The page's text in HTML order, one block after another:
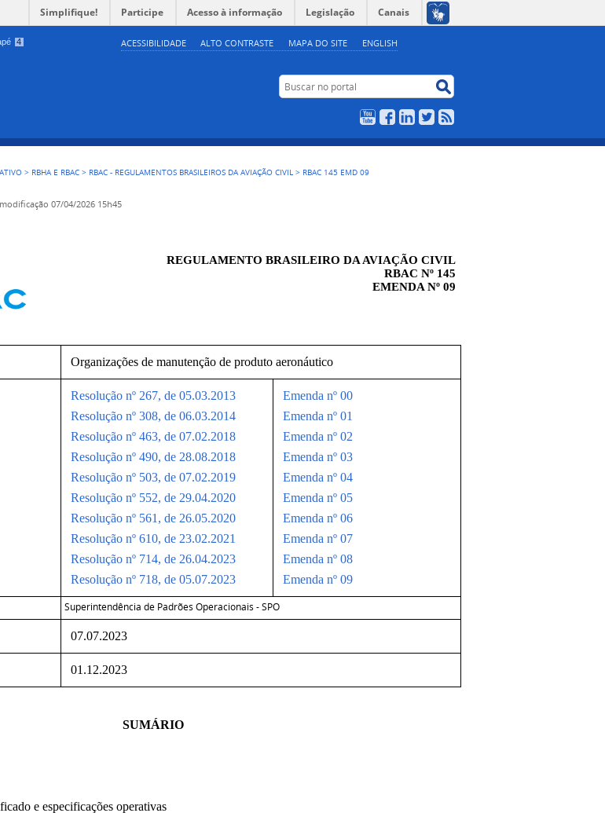
4 ACESSIBILIDADE ALTO CONTRASTE MAPA DO SITE ENGLISH
Simplifique! Participe Acesso à informação Legislação Canais
Buscar no portal
YouTubeFacebookLinkedIn
Twitter
> RBHA E RBAC > RBAC - REGULAMENTOS BRASILEIROS DA AVIAÇÃO CIVIL > RBAC 145 EMD 09
07/04/2026 15h45
REGULAMENTO BRASILEIRO DA AVIAÇÃO CIVIL
RBAC Nº 145
EMENDA Nº 09
Organizações de manutenção de produto aeronáutico
Resolução nº 267, de 05.03.2013
Resolução nº 308, de 06.03.2014
Resolução nº 463, de 07.02.2018
Resolução nº 490, de 28.08.2018
Resolução nº 503, de 07.02.2019
Resolução nº 552, de 29.04.2020
Resolução nº 561, de 26.05.2020
Resolução nº 610, de 23.02.2021
Resolução nº 714, de 26.04.2023
Resolução nº 718, de 05.07.2023
Emenda nº 00
Emenda nº 01
Emenda nº 02
Emenda nº 03
Emenda nº 04
Emenda nº 05
Emenda nº 06
Emenda nº 07
Emenda nº 08
Emenda nº 09
Superintendência de Padrões Operacionais - SPO
07.07.2023
01.12.2023
SUMÁRIO
e especificações operativas